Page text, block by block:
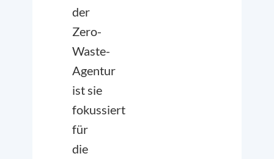
der
Zero-
Waste-
Agentur
ist sie
fokussiert
für
die